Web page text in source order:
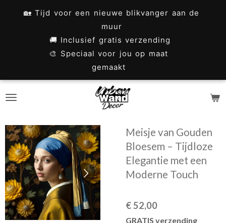
🏡 Tijd voor een nieuwe blikvanger aan de
muur
🚚 Inclusief gratis verzending
🎨 Speciaal voor jou op maat
gemaakt
Meisje van Gouden
Bloesem – Tijdloze
Elegantie met een
Moderne Touch
€ 52,00
GRATIS verzending